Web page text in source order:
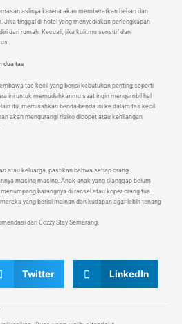
aslinya karena akan memberatkan beban dan
Jika tinggal di hotel yang menyediakan perlengkapan
dari rumah. Kecuali, jika kulitmu sensitif dan
dua tas
tas kecil yang berisi kebutuhan penting seperti
ini untuk memudahkanmu saat ingin mengambil hal
itu, memisahkan benda-benda ini ke dalam tas kecil
akan mengurangi risiko dicopet atau kehilangan
atau keluarga, pastikan bahwa setiap orang
masing-masing. Anak-anak yang dianggap belum
barangnya di ransel atau koper orang tua.
yang berisi mainan dan kudapan agar lebih tenang
dari Cozzy Stay Semarang.
Twitter LinkedIn